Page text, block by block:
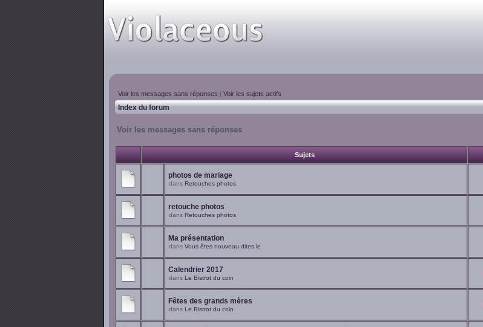
Voir les messages sans réponses | Voir les sujets actifs
Index du forum
Voir les messages sans réponses
Sujets
photos de mariage
dans Retouches photos
retouche photos
dans Retouches photos
Ma présentation
dans Vous êtes nouveau dites le
Calendrier 2017
dans Le Bistrot du coin
Fêtes des grands mères
dans Le Bistrot du coin